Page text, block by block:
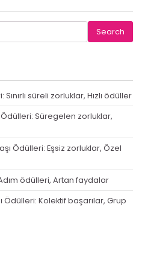
süreli zorluklar, Hızlı ödüller
Ödülleri: Süregelen zorluklar,
Ödülleri: Eşsiz zorluklar, Özel
ödülleri, Artan faydalar
Ödülleri: Kolektif başarılar, Grup